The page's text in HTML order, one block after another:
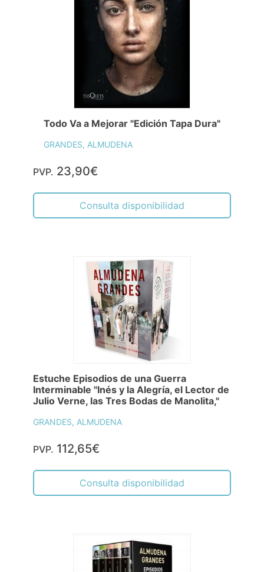
Todo Va a Mejorar "Edición Tapa Dura"
GRANDES, ALMUDENA
PVP. 23,90€
Consulta disponibilidad
Estuche Episodios de una Guerra
Interminable "Inés y la Alegría, el Lector de
Julio Verne, las Tres Bodas de Manolita,"
GRANDES, ALMUDENA
PVP. 112,65€
Consulta disponibilidad